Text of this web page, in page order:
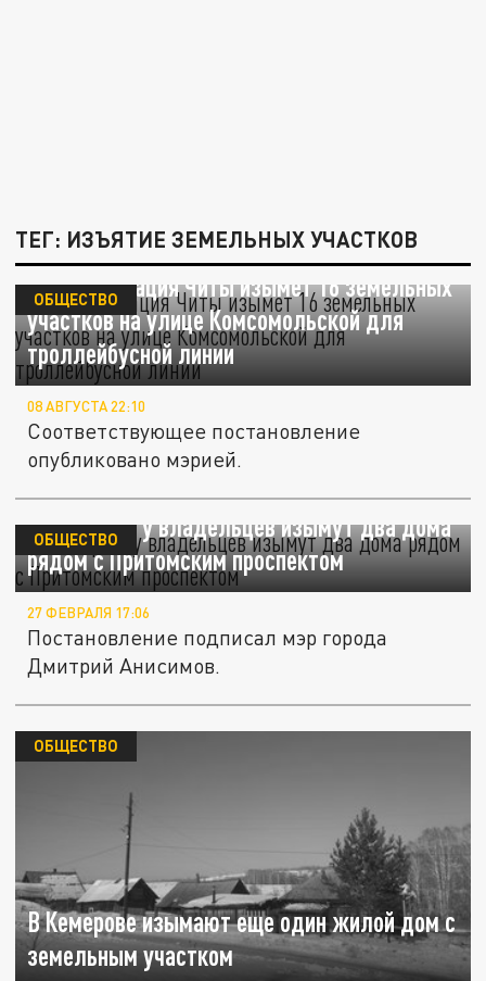
ТЕГ: ИЗЪЯТИЕ ЗЕМЕЛЬНЫХ УЧАСТКОВ
Администрация Читы изымет 16 земельных
участков на улице Комсомольской для
троллейбусной линии
ОБЩЕСТВО
08 АВГУСТА 22:10
Соответствующее постановление
опубликовано мэрией.
В Кемерове у владельцев изымут два дома
рядом с Притомским проспектом
ОБЩЕСТВО
27 ФЕВРАЛЯ 17:06
Постановление подписал мэр города
Дмитрий Анисимов.
В Кемерове изымают еще один жилой дом с
земельным участком
ОБЩЕСТВО